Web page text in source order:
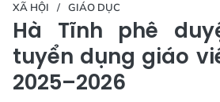
XÃ HỘI GIÁO DỤC
Hà Tĩnh phê
tuyển dụng giáo
2025–2026